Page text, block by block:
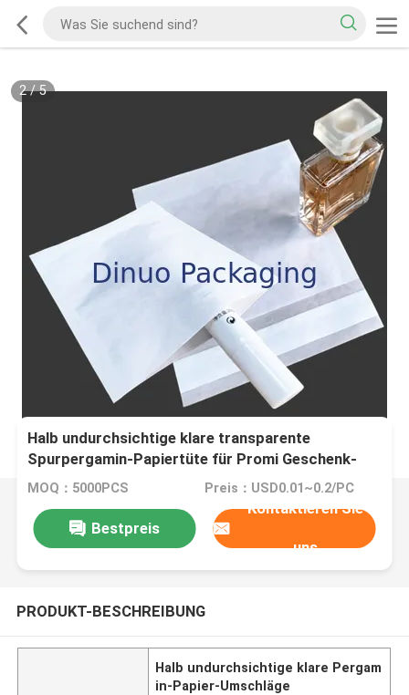
2/5
Halb undurchsichtige klare transparente
Spurpergamin-Papiertüte für Promi Geschenk-
Karte
MOQ：5000PCS Preis：USD0.01~0.2/PC
Bestpreis
Kontaktieren Sie
uns
PRODUKT-BESCHREIBUNG
Halb undurchsichtige klare Pergam
in-Papier-Umschläge